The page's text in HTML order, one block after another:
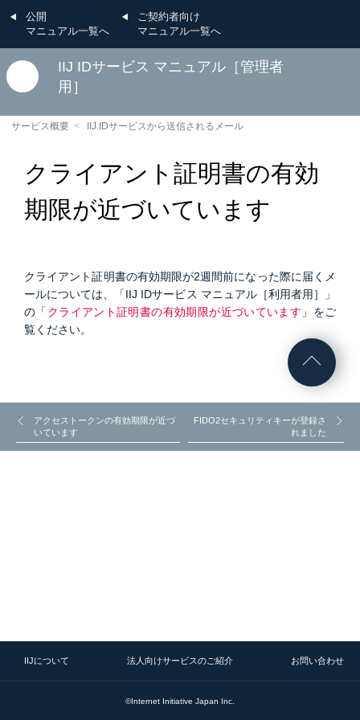
公開
マニュアル一覧へ
ご契約者向け
マニュアル一覧へ
IIJ IDサービス マニュアル［管理者
用］
サービス概要 IIJ IDサービスから送信されるメール
クライアント証明書の有効
期限が近づいています
クライアント証明書の有効期限が2週間前になった際に届くメ
ールについては、「IIJ IDサービス マニュアル［利用者用］」
の「 クライアント証明書の有効期限が近づいています 」をご
覧ください。
アクセストークンの有効期限が近づ
いています
FIDO2セキュリティキーが登録さ
れました
IIJについて 法人向けサービスのご紹介 お問い合わせ
©Internet Initiative Japan Inc.